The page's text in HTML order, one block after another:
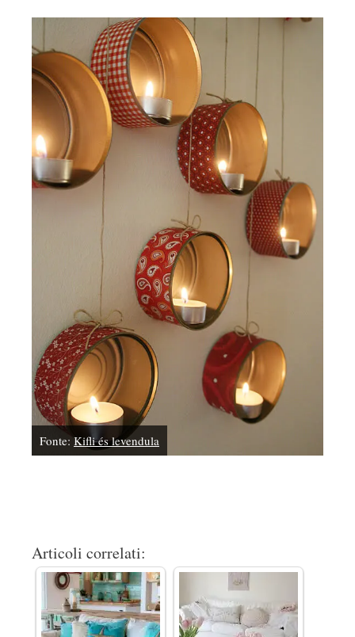
Fonte: Kifli és levendula
Articoli correlati: